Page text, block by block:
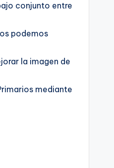
conjunto entre
podemos
la imagen de
mediante